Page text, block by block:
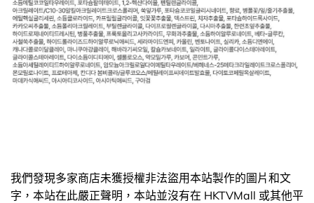
我們發現多家商店未獲授權非法盜用本站製作的圖片和文
字，本站在此嚴正聲明，本站並沒有在 HKTVMall 或其他平